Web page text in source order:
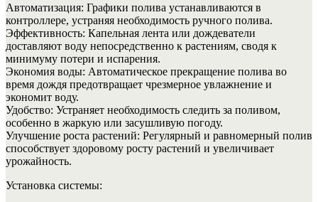
Автоматизация: Графики полива устанавливаются в
контроллере, устраняя необходимость ручного полива.
Эффективность: Капельная лента или дождеватели
доставляют воду непосредственно к растениям, сводя к
минимуму потери и испарения.
Экономия воды: Автоматическое прекращение полива во
время дождя предотвращает чрезмерное увлажнение и
экономит воду.
Удобство: Устраняет необходимость следить за поливом,
особенно в жаркую или засушливую погоду.
Улучшение роста растений: Регулярный и равномерный полив
способствует здоровому росту растений и увеличивает
урожайность.
Установка системы: